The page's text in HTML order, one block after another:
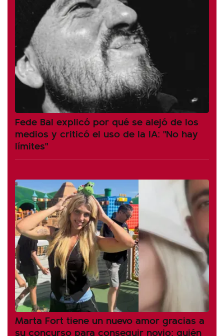
Fede Bal explicó por qué se alejó de los
medios y criticó el uso de la IA: "No hay
límites"
Marta Fort tiene un nuevo amor gracias a
su concurso para conseguir novio: quién